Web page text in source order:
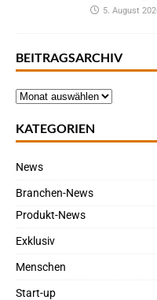
5. August
BEITRAGSARCHIV
KATEGORIEN
News
Branchen-News
Produkt-News
Exklusiv
Menschen
Start-up